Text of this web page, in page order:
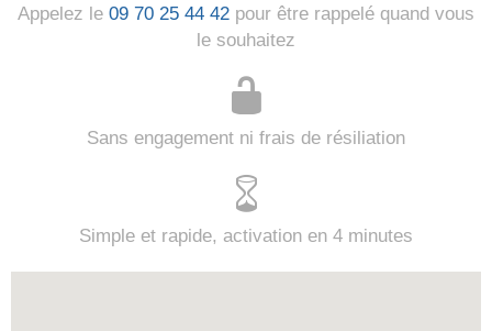
Appelez le 09 70 25 44 42 pour être rappelé quand vous
le souhaitez
Sans engagement ni frais de résiliation
Simple et rapide, activation en 4 minutes